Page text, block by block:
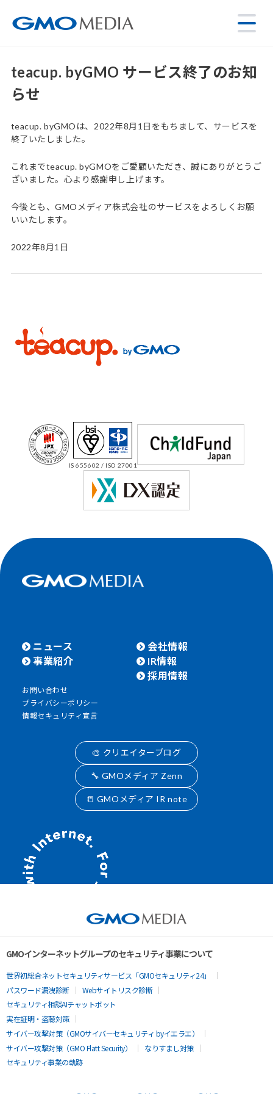
teacup. byGMO サービス終了のお知
らせ
teacup. byGMOは、2022年8月1日をもちまして、サービスを
終了いたしました。
これまでteacup. byGMOをご愛顧いただき、誠にありがとうご
ざいました。心より感謝申し上げます。
今後とも、GMOメディア株式会社のサービスをよろしくお願
いいたします。
2022年8月1日
IS 655602 / ISO 27001
ニュース
事業紹介
会社情報
IR情報
採用情報
お問い合わせ
プライバシーポリシー
情報セキュリティ宣言
🎨 クリエイターブログ
🔧 GMOメディア Zenn
📒 GMOメディア IR note
GMOインターネットグループのセキュリティ事業について
世界初総合ネットセキュリティサービス「GMOセキュリティ24」
パスワード漏洩診断
Webサイトリスク診断
セキュリティ相談AIチャットボット
実在証明・盗聴対策
サイバー攻撃対策（GMOサイバーセキュリティ byイエラエ）
サイバー攻撃対策（GMO Flatt Security）
なりすまし対策
セキュリティ事業の軌跡